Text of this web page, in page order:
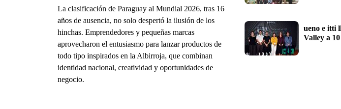
La clasificación de Paraguay al Mundial 2026, tras 16
años de ausencia, no solo despertó la ilusión de los
hinchas. Emprendedores y pequeñas marcas
aprovecharon el entusiasmo para lanzar productos de
todo tipo inspirados en la Albirroja, que combinan
identidad nacional, creatividad y oportunidades de
negocio.
ueno e itti
Valley a